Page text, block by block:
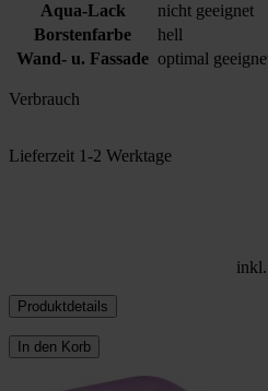
Aqua-Lack
nicht geeignet
Borstenfarbe
hell
Wand- u. Fassade optimal
Verbrauch
Lieferzeit 1-2 Werktage
Produktdetails
In den Korb